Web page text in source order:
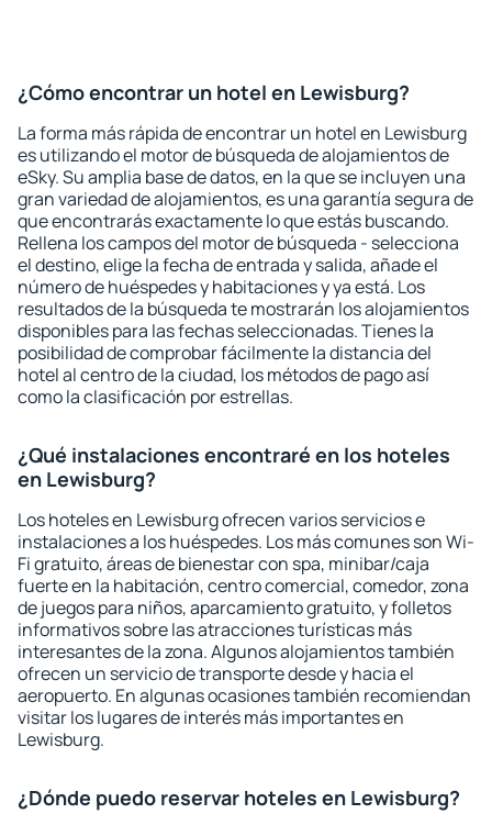
¿Cómo encontrar un hotel en Lewisburg?
La forma más rápida de encontrar un hotel en Lewisburg
es utilizando el motor de búsqueda de alojamientos de
eSky. Su amplia base de datos, en la que se incluyen una
gran variedad de alojamientos, es una garantía segura de
que encontrarás exactamente lo que estás buscando.
Rellena los campos del motor de búsqueda - selecciona
el destino, elige la fecha de entrada y salida, añade el
número de huéspedes y habitaciones y ya está. Los
resultados de la búsqueda te mostrarán los alojamientos
disponibles para las fechas seleccionadas. Tienes la
posibilidad de comprobar fácilmente la distancia del
hotel al centro de la ciudad, los métodos de pago así
como la clasificación por estrellas.
¿Qué instalaciones encontraré en los hoteles
en Lewisburg?
Los hoteles en Lewisburg ofrecen varios servicios e
instalaciones a los huéspedes. Los más comunes son Wi-
Fi gratuito, áreas de bienestar con spa, minibar/caja
fuerte en la habitación, centro comercial, comedor, zona
de juegos para niños, aparcamiento gratuito, y folletos
informativos sobre las atracciones turísticas más
interesantes de la zona. Algunos alojamientos también
ofrecen un servicio de transporte desde y hacia el
aeropuerto. En algunas ocasiones también recomiendan
visitar los lugares de interés más importantes en
Lewisburg.
¿Dónde puedo reservar hoteles en Lewisburg?